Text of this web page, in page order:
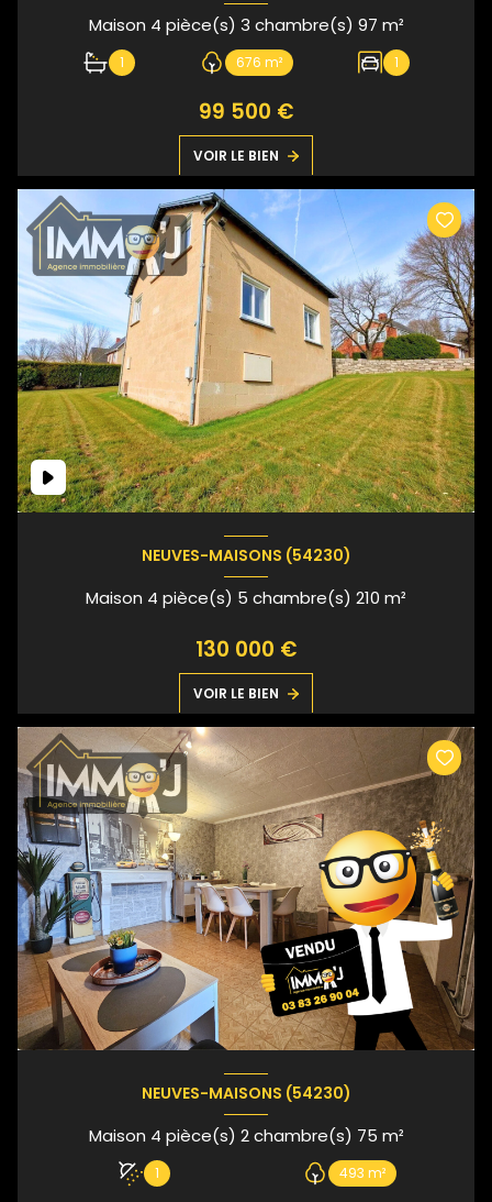
Maison 4 pièce(s) 3 chambre(s) 97 m²
1 676 m² 1
99 500 €
VOIR LE BIEN
NEUVES-MAISONS (54230)
Maison 4 pièce(s) 5 chambre(s) 210 m²
130 000 €
VOIR LE BIEN
NEUVES-MAISONS (54230)
Maison 4 pièce(s) 2 chambre(s) 75 m²
1 493 m²